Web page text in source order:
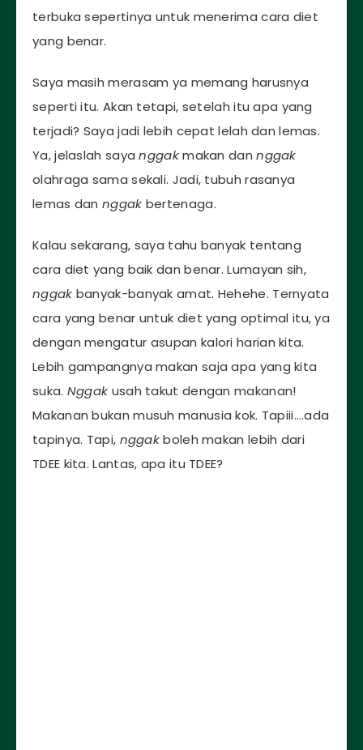
terbuka sepertinya untuk menerima cara diet
yang benar.
Saya masih merasam ya memang harusnya
seperti itu. Akan tetapi, setelah itu apa yang
terjadi? Saya jadi lebih cepat lelah dan lemas.
Ya, jelaslah sayanggakmakan dannggak
olahraga sama sekali. Jadi, tubuh rasanya
lemas dannggak bertenaga.
Kalau sekarang, saya tahu banyak tentang
cara diet yang baik dan benar. Lumayan sih,
nggak banyak-banyak amat. Hehehe. Ternyata
cara yang benar untuk diet yang optimal itu, ya
dengan mengatur asupan kalori harian kita.
Lebih gampangnya makan saja apa yang kita
suka. Nggak usah takut dengan makanan!
Makanan bukan musuh manusia kok. Tapiii….ada
tapinya. Tapi, nggakboleh makan lebih dari
TDEE kita. Lantas, apa itu TDEE?